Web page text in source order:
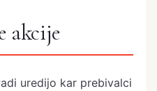
akcije
uredijo kar prebivalci